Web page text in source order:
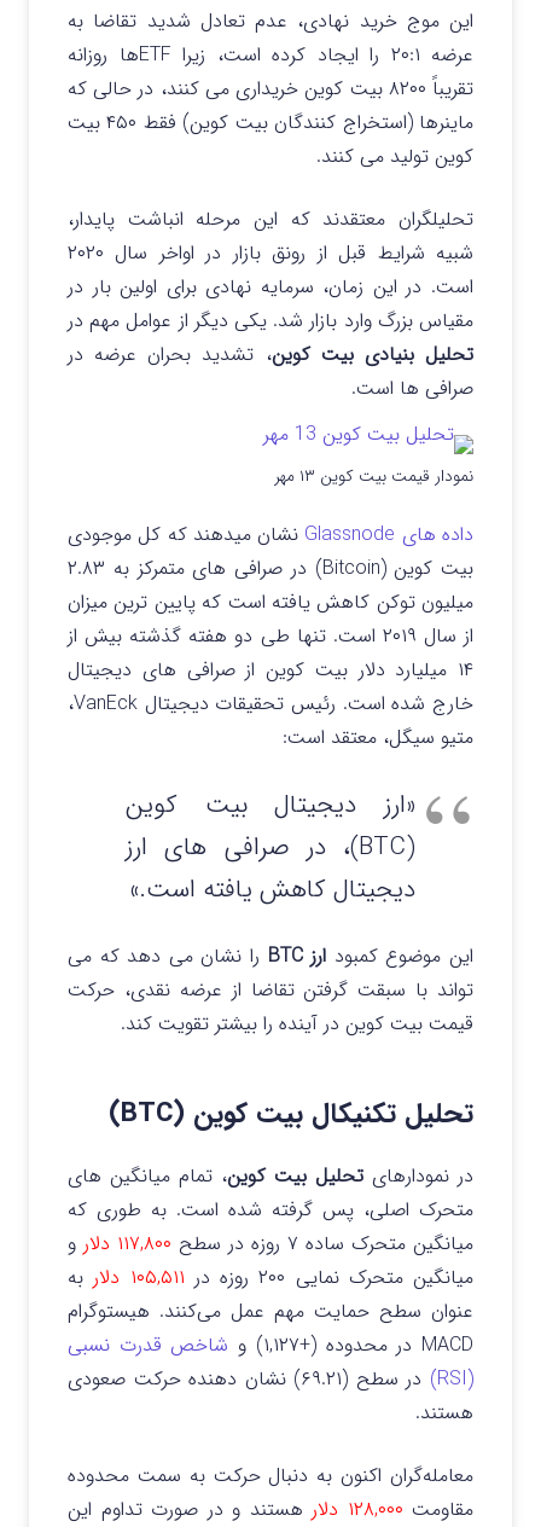
این موج خرید نهادی، عدم تعادل شدید تقاضا به
عرضه ۲۰:۱ را ایجاد کرده است، زیرا ETFها روزانه
تقریباً ۸۲۰۰ بیت کوین خریداری می کنند، در حالی که
ماینرها (استخراج کنندگان بیت کوین) فقط ۴۵۰ بیت
کوین تولید می کنند.
تحلیلگران معتقدند که این مرحله انباشت پایدار،
شبیه شرایط قبل از رونق بازار در اواخر سال ۲۰۲۰
است. در این زمان، سرمایه نهادی برای اولین بار در
مقیاس بزرگ وارد بازار شد. یکی دیگر از عوامل مهم در
تحلیل بنیادی بیت کوین، تشدید بحران عرضه در
صرافی‌ ها است.
نمودار قیمت بیت کوین ۱۳ مهر
داده های Glassnode
نشان میدهند که کل موجودی
بیت کوین (Bitcoin) در صرافی های متمرکز به ۲.۸۳
میلیون توکن کاهش یافته است که پایین ترین میزان
از سال ۲۰۱۹ است.
تنها طی دو هفته گذشته بیش از
۱۴ میلیارد دلار بیت کوین از صرافی های دیجیتال
خارج شده است.
رئیس تحقیقات دیجیتال VanEck،
متیو سیگل، معتقد است:
«ارز دیجیتال بیت کوین
(BTC)، در صرافی های ارز
دیجیتال کاهش یافته است.»
این موضوع کمبود ارز BTC
را نشان می دهد که می
تواند با سبقت گرفتن تقاضا از عرضه نقدی، حرکت
قیمت بیت کوین در آینده را بیشتر تقویت کند.
تحلیل تکنیکال بیت کوین (BTC)
در نمودارهای تحلیل بیت کوین، تمام میانگین های
متحرک اصلی، پس گرفته شده است. به طوری که
میانگین متحرک ساده ۷ روزه در سطح
۱۱۷,۸۰۰ دلار
و
میانگین متحرک نمایی ۲۰۰ روزه در
۱۰۵,۵۱۱ دلار
به
عنوان سطح حمایت مهم عمل می‌کنند. هیستوگرام
MACD در محدوده (+۱,۱۲۷) و
شاخص قدرت نسبی
(RSI)
در سطح (۶۹.۲۱) نشان دهنده حرکت صعودی
هستند.
معامله‌گران اکنون به دنبال حرکت به سمت محدوده
مقاومت
هستند و در صورت تداوم این